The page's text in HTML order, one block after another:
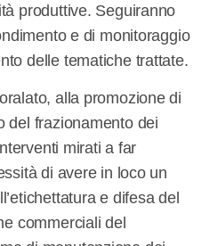
produttive. Seguiranno
e di monitoraggio
delle tematiche trattate.
alla promozione di
del frazionamento dei
mirati a far
di avere in loco un
e difesa del
commerciali del